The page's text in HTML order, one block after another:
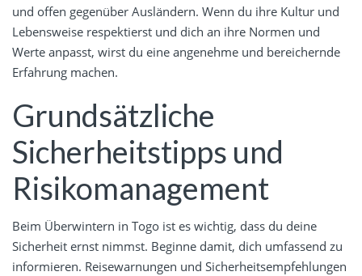
und offen gegenüber Ausländern. Wenn du ihre Kultur und
Lebensweise respektierst und dich an ihre Normen und
Werte anpasst, wirst du eine angenehme und bereichernde
Erfahrung machen.
Grundsätzliche
Sicherheitstipps und
Risikomanagement
Beim Überwintern in Togo ist es wichtig, dass du deine
Sicherheit ernst nimmst. Beginne damit, dich umfassend zu
informieren. Reisewarnungen und Sicherheitsempfehlungen